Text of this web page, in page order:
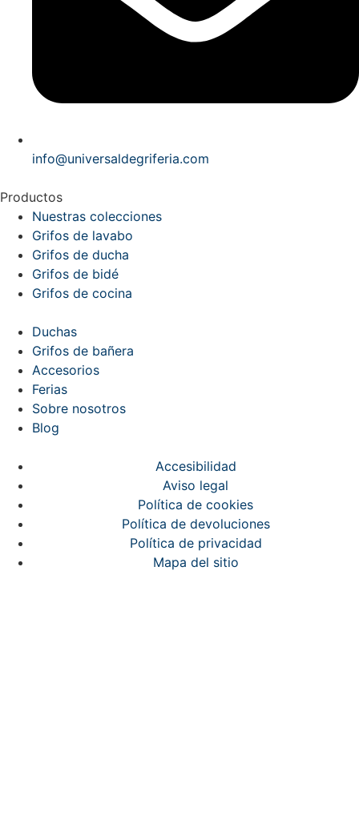
info@universaldegriferia.com
Productos
Nuestras colecciones
Grifos de lavabo
Grifos de ducha
Grifos de bidé
Grifos de cocina
Duchas
Grifos de bañera
Accesorios
Ferias
Sobre nosotros
Blog
Accesibilidad
Aviso legal
Política de cookies
Política de devoluciones
Política de privacidad
Mapa del sitio